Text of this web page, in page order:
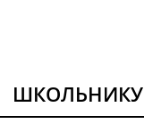
ШКОЛЬНИКУ